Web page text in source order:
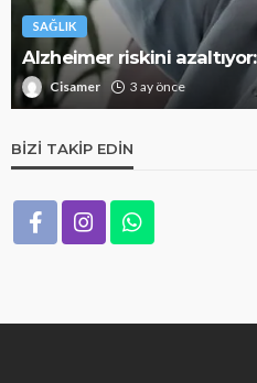
SAĞLIK
Alzheimer riskini
Cisamer 3 ay önce
BIZI TAKIP EDIN